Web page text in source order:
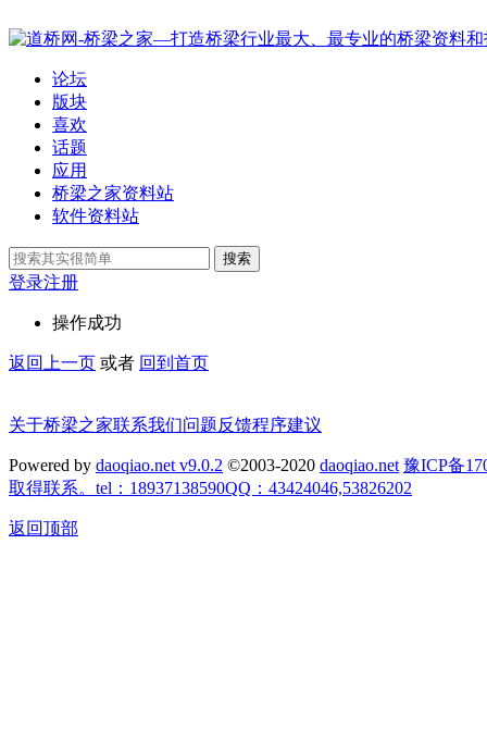
论坛
版块
喜欢
话题
应用
桥梁之家资料站
软件资料站
搜索
登录注册
操作成功
返回上一页 或者 回到首页
关于桥梁之家联系我们问题反馈程序建议
Powered by daoqiao.net v9.0.2 ©2003-2020 daoqiao.net 豫ICP备
取得联系。tel：18937138590QQ：43424046,53826202
返回顶部